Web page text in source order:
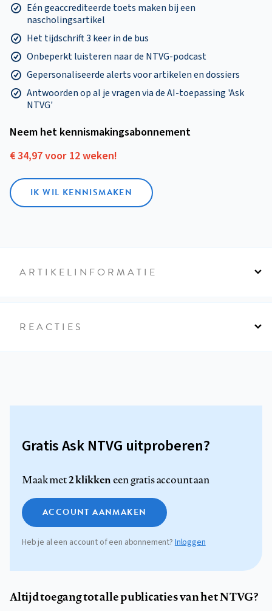
Eén geaccrediteerde toets maken bij een
nascholingsartikel
Het tijdschrift 3 keer in de bus
Onbeperkt luisteren naar de NTVG-podcast
Gepersonaliseerde alerts voor artikelen en dossiers
Antwoorden op al je vragen via de AI-toepassing 'Ask
NTVG'
Neem het kennismakings­abonnement
€ 34,97 voor 12 weken!
IK WIL KENNISMAKEN
ARTIKELINFORMATIE
REACTIES
Gratis Ask NTVG uitproberen?
Maak met2 klikkeneen gratis account aan
ACCOUNT AANMAKEN
Heb je al een account of een abonnement?Inloggen
Altijd toegang tot alle publicaties van het NTVG?